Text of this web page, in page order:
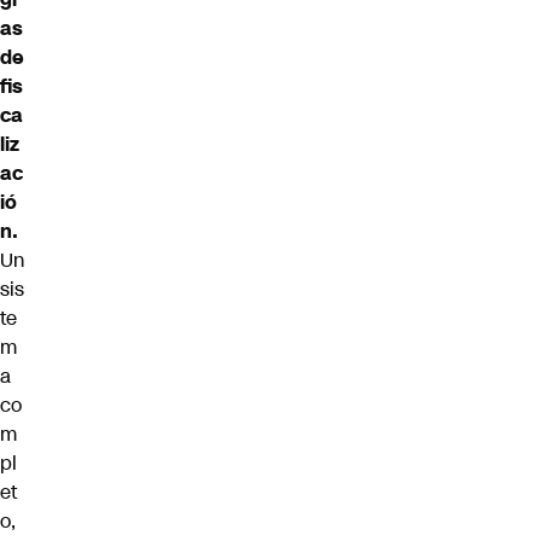
as
de
fis
ca
liz
ac
ió
n.
Un
sis
te
m
a
co
m
pl
et
o,